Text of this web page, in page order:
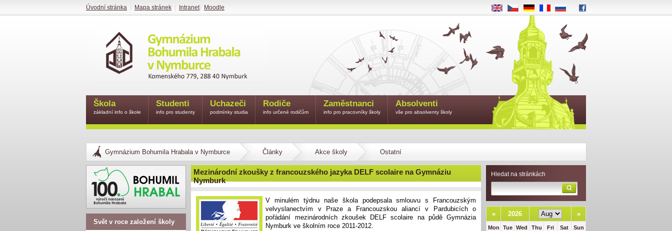
Gymnázium Bohumila Hrabala v Nymburce Články Akce školy Ostatní
Mezinárodní zkoušky z francouzského jazyka DELF scolaire na Gymnáziu
Nymburk
V minulém týdnu naše škola podepsala smlouvu s Francouzským
velvyslanectvím v Praze a Francouzskou aliancí v Pardubicích o
pořádání mezinárodních zkoušek DELF scolaire na půdě Gymnázia
Nymburk ve školním roce 2011-2012.
Hledat na stránkách
« 2026 »
Mon Tue Wed Thu Fri Sat
Sun
Svět v roce založení školy
Škola
základní info o škole
Studenti
info pro studenty
Uchazeči
podmínky studia
Rodiče
info určené rodičům
Zaměstnanci
info pro pracovníky školy
Absolventi
vše pro absolventy školy
Úvodní stránka Mapa stránek Intranet| Moodle EN CS DE RU